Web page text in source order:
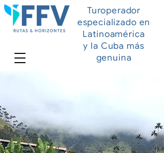
Turoperador
especializado en
Latinoamérica
y la Cuba más
genuina